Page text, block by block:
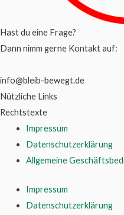
Hast du eine Frage?
Dann nimm gerne Kontakt auf:
info@bleib-bewegt.de
Nützliche Links
Rechtstexte
Impressum
Datenschutzerklärung
Allgemeine
Impressum
Datenschutzerklärung